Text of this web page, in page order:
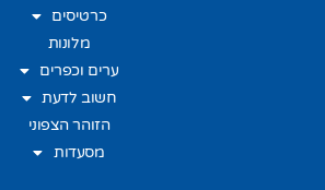
כרטיסים
מלונות
ערים וכפרים
חשוב לדעת
הזוהר הצפוני
מסעדות